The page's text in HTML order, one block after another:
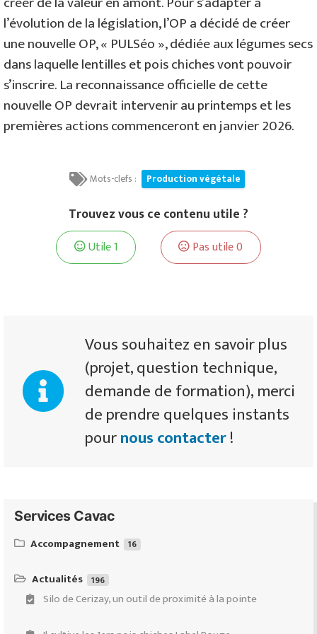
l’évolution de la législation, l’OP a décidé de créer
une nouvelle OP, « PULSéo », dédiée aux légumes secs
dans laquelle lentilles et pois chiches vont pouvoir
s’inscrire. La reconnaissance officielle de cette
nouvelle OP devrait intervenir au printemps et les
premières actions commenceront en janvier 2026.
Mots-clefs : Production végétale
Trouvez vous ce contenu utile ?
Utile1 Pas utile0
Vous souhaitez en savoir plus
(projet, question technique,
demande de formation), merci
de prendre quelques instants
pournous contacter!
Services Cavac
Accompagnement 16
ruminants
Actualités 196
Silo de Cerizay, un outil de proximité à la pointe